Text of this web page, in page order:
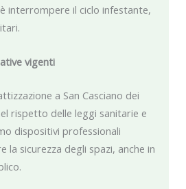
interrompere il ciclo infestante,
vigenti
a San Casciano dei
rispetto delle leggi sanitarie e
dispositivi professionali
la sicurezza degli spazi, anche in